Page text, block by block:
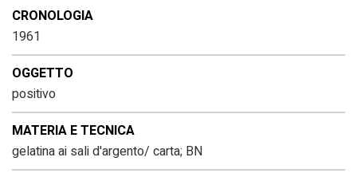
CRONOLOGIA
1961
OGGETTO
positivo
MATERIA E TECNICA
gelatina ai sali d'argento/ carta; BN